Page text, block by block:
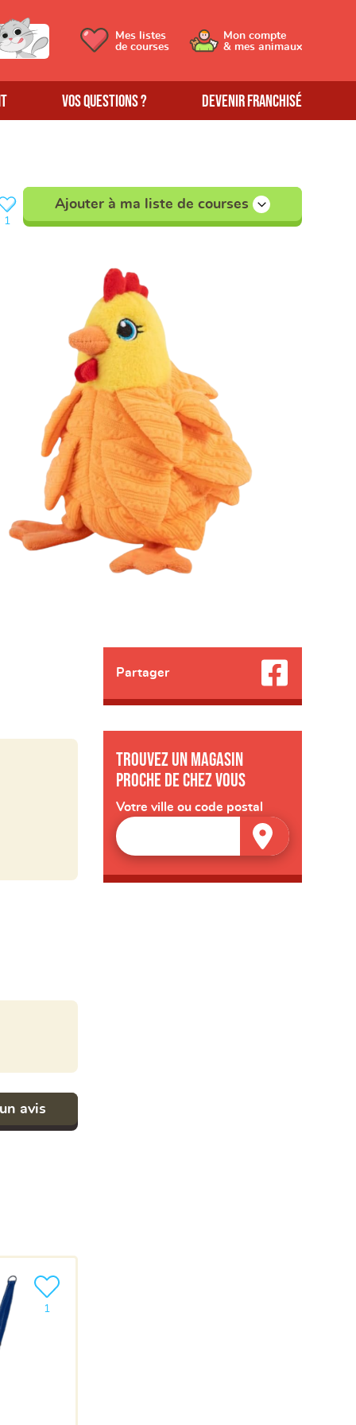
Vos questions ? Devenir franchisé
Mes listes
de courses
Mon compte
& mes animaux
1
Ajouter à ma liste de courses
avis
1
Ajouter le produit à ma liste
Partager
Trouvez un magasin
proche de chez vous
Votre ville ou code postal